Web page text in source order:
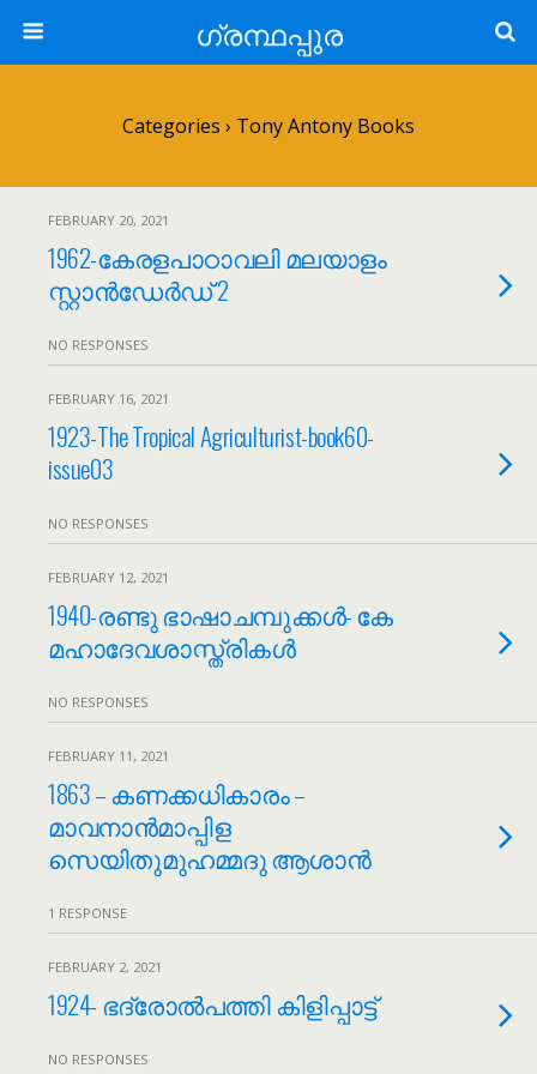
ഗ്രന്ഥപ്പുര
Categories › Tony Antony Books
FEBRUARY 20, 2021
1962-കേരളപാഠാവലി മലയാളം
സ്റ്റാന്‍ഡേർഡ് 2
NO RESPONSES
FEBRUARY 16, 2021
1923-The Tropical Agriculturist-book60-
issue03
NO RESPONSES
FEBRUARY 12, 2021
1940-രണ്ടു ഭാഷാചമ്പുക്കള്‍- കേ
മഹാദേവശാസ്ത്രികള്‍
NO RESPONSES
FEBRUARY 11, 2021
1863 – കണക്കധികാരം –
മാവനാൻമാപ്പിള
സെയിതുമുഹമ്മദു ആശാൻ
1 RESPONSE
FEBRUARY 2, 2021
1924- ഭദ്രോൽപത്തി കിളിപ്പാട്ട്
NO RESPONSES